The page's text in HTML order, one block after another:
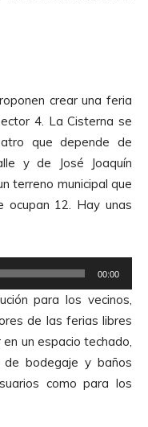
crear una feria
4. La Cisterna se
que depende de
y de José Joaquín
terreno municipal que
ocupan 12. Hay unas
00:00
para los vecinos,
de las ferias libres
un espacio techado,
de bodegaje y baños
como para los